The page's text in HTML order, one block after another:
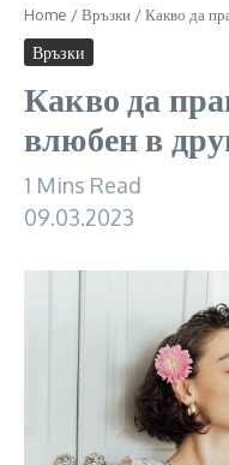
Home /Връзки /Какво да
Връзки
Какво да
влюбен в
1 Mins Read
09.03.2023